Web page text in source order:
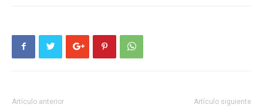
Artículo anterior Artículo siguiente